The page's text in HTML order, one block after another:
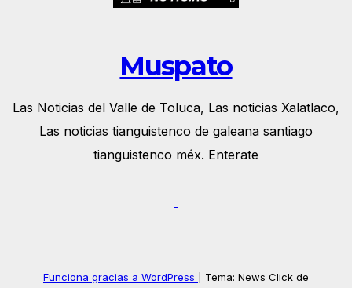
Muspato
Las Noticias del Valle de Toluca, Las noticias Xalatlaco,
Las noticias tianguistenco de galeana santiago
tianguistenco méx. Enterate
Funciona gracias a WordPress Tema: News Click de